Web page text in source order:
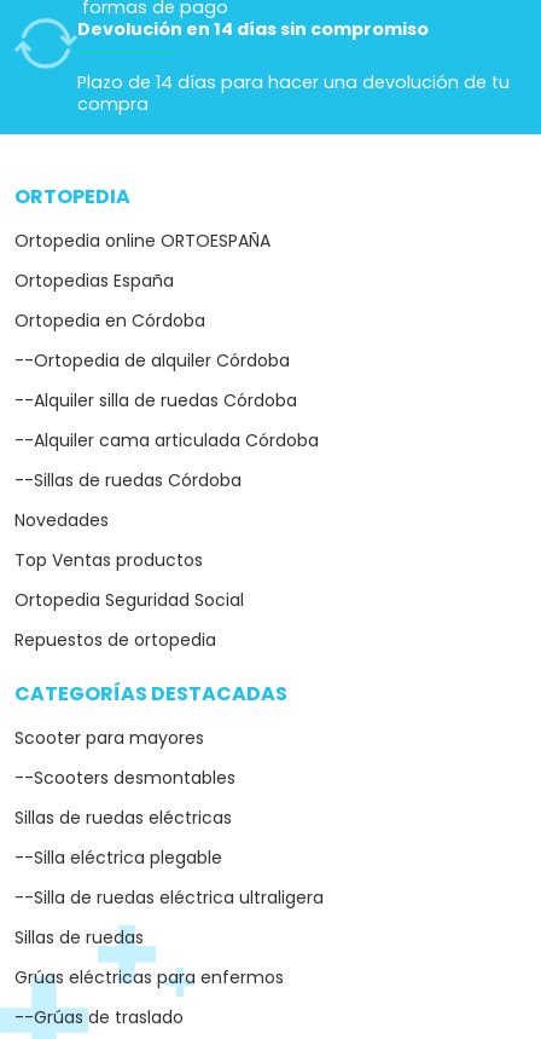
formas de pago
Devolución en 14 días sin compromiso
Plazo de 14 días para hacer una devolución de tu
compra
ORTOPEDIA
Ortopedia online ORTOESPAÑA
Ortopedias España
Ortopedia en Córdoba
--Ortopedia de alquiler Córdoba
--Alquiler silla de ruedas Córdoba
--Alquiler cama articulada Córdoba
--Sillas de ruedas Córdoba
Novedades
Top Ventas productos
Ortopedia Seguridad Social
Repuestos de ortopedia
CATEGORÍAS DESTACADAS
Scooter para mayores
--Scooters desmontables
Sillas de ruedas eléctricas
--Silla eléctrica plegable
--Silla de ruedas eléctrica ultraligera
Sillas de ruedas
Grúas eléctricas para enfermos
--Grúas de traslado